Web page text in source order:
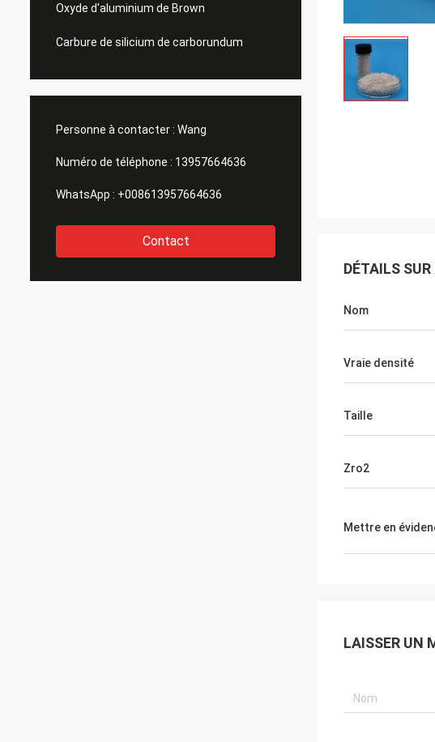
Oxyde d'aluminium de Brown
Carbure de silicium de carborundum
Personne à contacter : Wang
Numéro de téléphone : 13957664636
WhatsApp : +008613957664636
Contact
DÉTAILS
Nom
Vraie densité
Taille
Zro2
Mettre en
LAISSER UN